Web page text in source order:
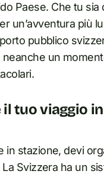
Paese. Che tu sia
un’avventura più
pubblico
un
tuo viaggio
in stazione, devi
Svizzera ha un